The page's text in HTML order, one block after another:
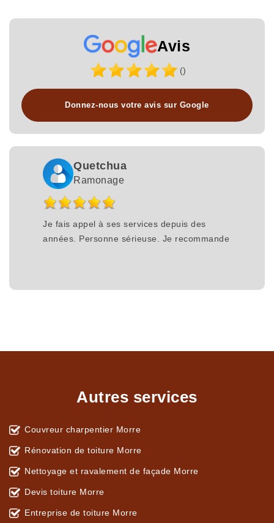
Avis
()
Donnez-nous votre avis sur Google
Quetchua
Ramonage
Je fais appel à ses services depuis des
années. Personne sérieuse. Je recommande
Autres services
Couvreur charpentier Morre
Rénovation de toiture Morre
Nettoyage et ravalement de façade Morre
Devis toiture Morre
Entreprise de toiture Morre